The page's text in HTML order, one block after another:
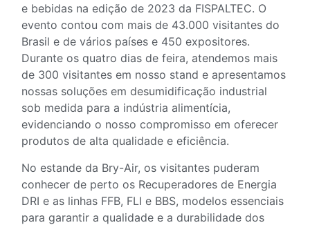
e bebidas na edição de 2023 da FISPALTEC. O
evento contou com mais de 43.000 visitantes do
Brasil e de vários países e 450 expositores.
Durante os quatro dias de feira, atendemos mais
de 300 visitantes em nosso stand e apresentamos
nossas soluções em desumidificação industrial
sob medida para a indústria alimentícia,
evidenciando o nosso compromisso em oferecer
produtos de alta qualidade e eficiência.
No estande da Bry-Air, os visitantes puderam
conhecer de perto os Recuperadores de Energia
DRI e as linhas FFB, FLI e BBS, modelos essenciais
para garantir a qualidade e a durabilidade dos